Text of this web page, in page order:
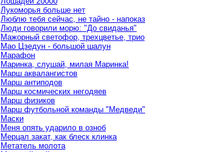
Лукоморья больше нет
Люблю тебя сейчас, не тайно - напоказ
Люди говорили морю: "До свиданья"
Мажорный светофор, трехцветье, трио
Мао Цзедун - большой шалун
Марафон
Маринка, слушай, милая Маринка!
Марш аквалангистов
Марш антиподов
Марш космических негодяев
Марш физиков
Марш футбольной команды "Медведи"
Маски
Меня опять ударило в озноб
Мерцал закат, как блеск клинка
Метатель молота